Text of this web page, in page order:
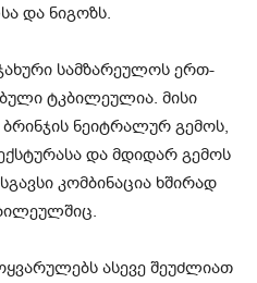
და ნიგოზს.
სამზარეულოს ერთ-
ტკბილეულია. მისი
ნეიტრალურ გემოს,
და მდიდარ გემოს
კომბინაცია ხშირად
ასევე შეუძლიათ